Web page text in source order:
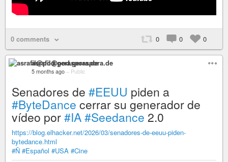
0 comments 0 0 0
asrafil@pod.geraspora.de
5 months ago – Public
Senadores de #EEUU piden a
#ByteDance cerrar su generador de
vídeo por#IA#Seedance 2.0
https://blog.elhacker.net/2026/03/senadores-de-eeuu-piden-
bytedance.html
#Ñ #Español #USA #Cine